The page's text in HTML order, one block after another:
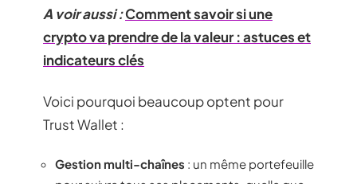
A voir aussi :Comment savoir si une
crypto va prendre de la valeur : astuces et
indicateurs clés
Voici pourquoi beaucoup optent pour
Trust Wallet :
Gestion multi-chaînes : un même portefeuille